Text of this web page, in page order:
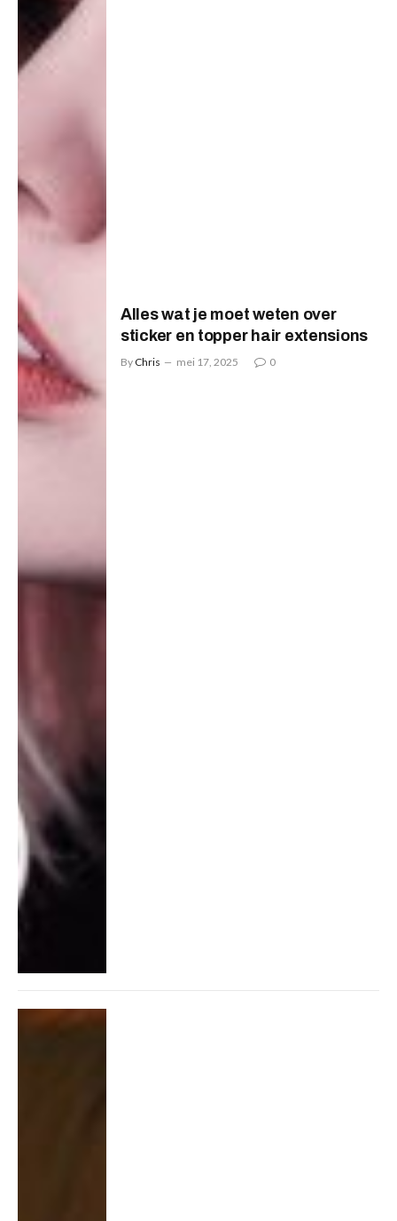
Alles wat je moet weten over
sticker en topper hair extensions
By Chris mei 17, 2025 0